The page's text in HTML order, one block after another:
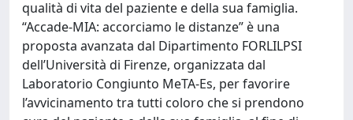
qualità di vita del paziente e della sua famiglia.
“Accade-MIA: accorciamo le distanze” è una
proposta avanzata dal Dipartimento FORLILPSI
dell’Università di Firenze, organizzata dal
Laboratorio Congiunto MeTA-Es, per favorire
l’avvicinamento tra tutti coloro che si prendono